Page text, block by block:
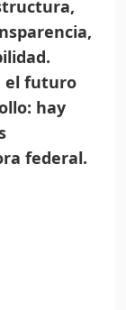
el futuro
hay
federal.